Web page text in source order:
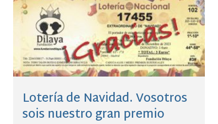
Lotería de Navidad. Vosotros
sois nuestro gran premio